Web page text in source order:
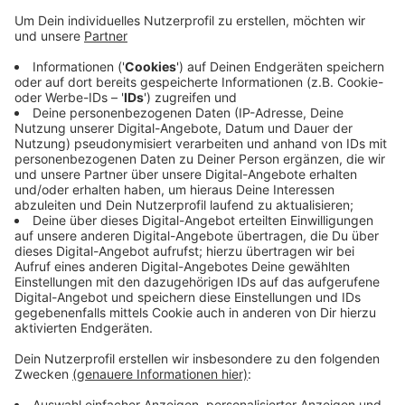
Anzeige
Zusätzlich wird ab heute der Boltzplatz saniert.
Daneben wird es nach der Sanierung auch
Basketballkörbe und Tischtennisplatten im Zoopark
geben. Außerdem ist noch eine zusätzliche Brücke
über die Düssel geplant und weitere Holzliegen am
Zooteich. Die Kosten für die Arbeiten leigen bei rund
350.000 Euro.
Anzeige